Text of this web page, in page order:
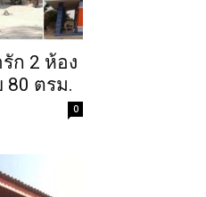
ก 2 ห้อง
ตรม.
0